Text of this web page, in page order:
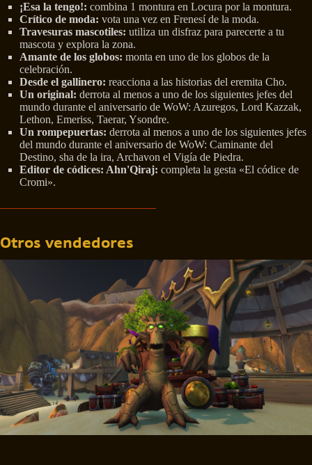
¡Esa la tengo!: combina 1 montura en Locura por la montura.
Crítico de moda: vota una vez en Frenesí de la moda.
Travesuras mascotiles: utiliza un disfraz para parecerte a tu
mascota y explora la zona.
Amante de los globos: monta en uno de los globos de la
celebración.
Desde el gallinero: reacciona a las historias del eremita Cho.
Un original: derrota al menos a uno de los siguientes jefes del
mundo durante el aniversario de WoW: Azuregos, Lord Kazzak,
Lethon, Emeriss, Taerar, Ysondre.
Un rompepuertas: derrota al menos a uno de los siguientes jefes
del mundo durante el aniversario de WoW: Caminante del
Destino, sha de la ira, Archavon el Vigía de Piedra.
Editor de códices: Ahn'Qiraj: completa la gesta «El códice de
Cromi».
Otros vendedores